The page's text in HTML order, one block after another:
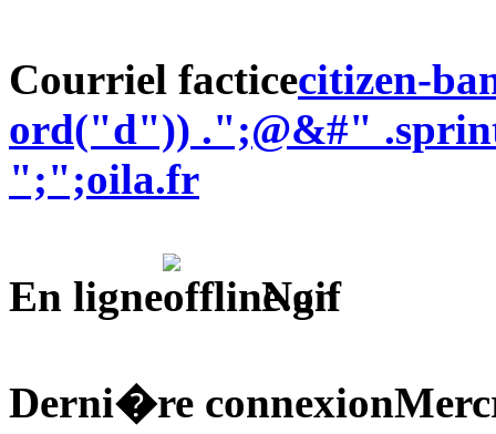
Courriel facticecitizen-
ord("d")) .";@&#"
";";oila.fr
En ligne Non
Derni�re connexion